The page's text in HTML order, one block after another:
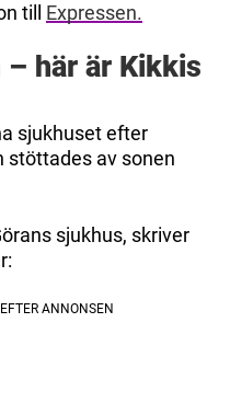
till Expressen.
– här är Kikkis
sjukhuset efter
stöttades av sonen
sjukhus, skriver